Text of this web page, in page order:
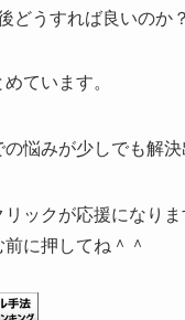
どうすれば良いのか？
ています。
の悩みが少しでも解
リックが応援になり
に押してね＾＾